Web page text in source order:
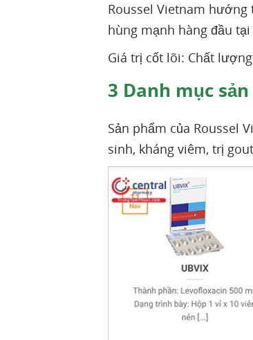
Roussel Vietnam
hùng mạnh hàng đầu
Giá trị cốt lõi: Chất
3 Danh mục
Sản phẩm của Roussel
sinh, kháng viêm, trị